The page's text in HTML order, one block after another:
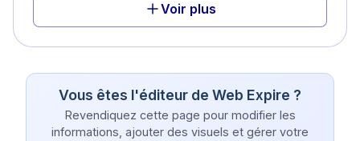
Voir plus
Vous êtes l'éditeur de Web Expire ?
Revendiquez cette page pour modifier les
informations, ajouter des visuels et gérer votre